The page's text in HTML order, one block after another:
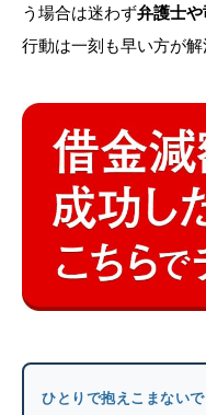
う場合は迷わず弁護士や
行動は一刻も早い方が解
ひとりで抱えこまない